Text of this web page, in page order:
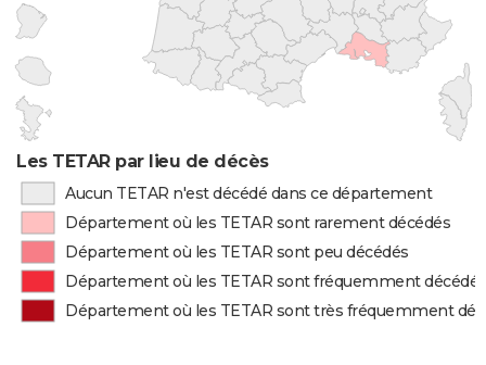
Les TETAR par lieu de décès
Aucun TETAR n'est décédé dans ce département
Département où les TETAR sont rarement décédés
Département où les TETAR sont peu décédés
Département où les TETAR sont fréquemment décédés
Département où les TETAR sont très fréquemment